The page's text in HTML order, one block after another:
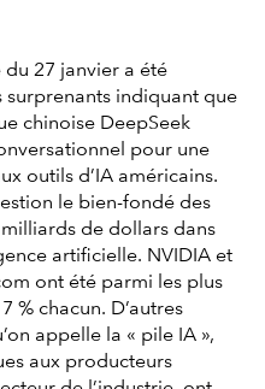
du 27 janvier a été
indiquant que
chinoise DeepSeek
pour une
outils d’IA américains.
le bien-fondé des
de dollars dans
artificielle. NVIDIA et
ont été parmi les plus
% chacun. D’autres
appelle la « pile IA »,
aux producteurs